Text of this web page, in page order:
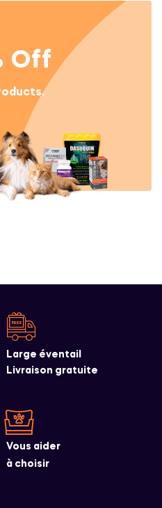
Off
Large éventail
Livraison gratuite
Vous aider
à choisir